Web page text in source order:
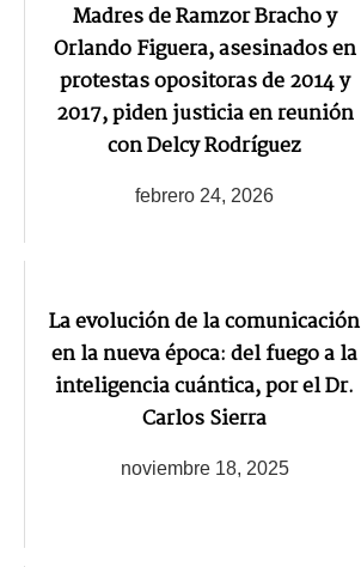
Madres de Ramzor Bracho y
Orlando Figuera, asesinados en
protestas opositoras de 2014 y
2017, piden justicia en reunión
con Delcy Rodríguez
febrero 24, 2026
La evolución de la comunicación
en la nueva época: del fuego a la
inteligencia cuántica, por el Dr.
Carlos Sierra
noviembre 18, 2025